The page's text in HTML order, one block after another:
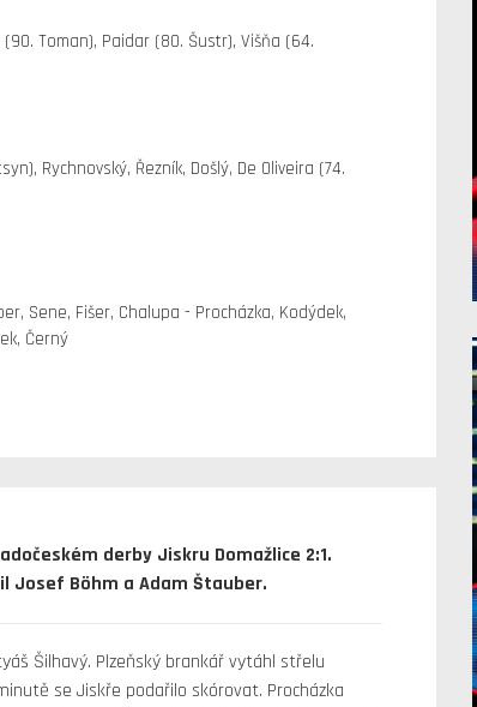
Toman), Paidar (80. Šustr), Višňa (64.
Rychnovský, Řezník, Došlý, De Oliveira (74.
Sene, Fišer, Chalupa - Procházka, Kodýdek,
Černý
derby Jiskru Domažlice 2:1.
Josef Böhm a Adam Štauber.
Šilhavý. Plzeňský brankář vytáhl střelu
se Jiskře podařilo skórovat. Procházka